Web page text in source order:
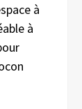
à
à